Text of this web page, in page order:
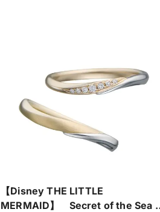
【Disney THE LITTLE
MERMAID】 Secret of the Sea -